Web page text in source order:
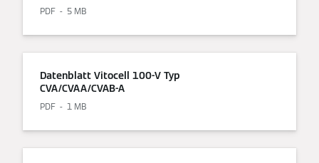
PDF 5 MB
Datenblatt Vitocell 100-V Typ
CVA/CVAA/CVAB-A
PDF 1 MB